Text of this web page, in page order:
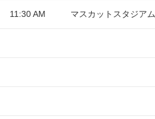
11:30 AM マスカットスタジアム